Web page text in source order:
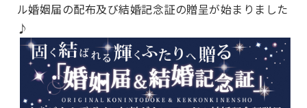
ル婚姻届の配布及び結婚記念証の贈呈が始まりました
♪